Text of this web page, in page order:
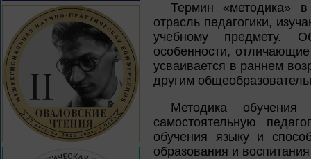
Термин «методика» в
отрасль педагогики,
учебному предмету.
особенности,
усваивается в раннем
другим
Методика обучения
самостоятельную
обучения языку и
образования и